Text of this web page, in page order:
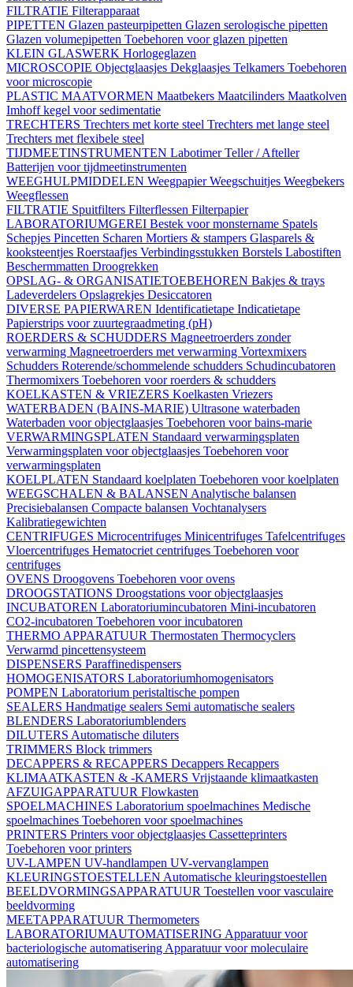
FILTRATIE Filterapparaat
PIPETTEN Glazen pasteurpipetten Glazen serologische pipetten
Glazen volumepipetten Toebehoren voor glazen pipetten
KLEIN GLASWERK Horlogeglazen
MICROSCOPIE Objectglaasjes Dekglaasjes Telkamers Toebehoren
voor microscopie
PLASTIC MAATVORMEN Maatbekers Maatcilinders Maatkolven
Imhoff kegel voor sedimentatie
TRECHTERS Trechters met korte steel Trechters met lange steel
Trechters met flexibele steel
TIJDMEETINSTRUMENTEN LabotimerTeller / Afteller
Batterijen voor tijdmeetinstrumenten
WEEGHULPMIDDELEN WeegpapierWeegschuitjes Weegbekers
Weegflessen
FILTRATIE Spuitfilters Filterflessen Filterpapier
LABORATORIUMGEREI Bestek voor monstername Spatels
Schepjes Pincetten Scharen Mortiers & stampers Glasparels &
kooksteentjes Roerstaafjes Verbindingsstukken Borstels Labostiften
Beschermmatten Droogrekken
OPSLAG- & ORGANISATIETOEBEHOREN Bakjes & trays
Ladeverdelers Opslagrekjes Desiccatoren
DIVERSE PAPIERWAREN Identificatietape Indicatietape
Papierstrips voor zuurtegraadmeting (pH)
ROERDERS & SCHUDDERS Magneetroerders zonder
verwarming Magneetroerders met verwarming Vortexmixers
Schudders Roterende/schommelende schudders Schudincubatoren
Thermomixers Toebehoren voor roerders & schudders
KOELKASTEN & VRIEZERS Koelkasten Vriezers
WATERBADEN (BAINS-MARIE) Ultrasone waterbaden
Waterbaden voor objectglaasjes Toebehoren voor bains-marie
VERWARMINGSPLATEN Standaard verwarmingsplaten
Verwarmingsplaten voor objectglaasjes Toebehoren voor
verwarmingsplaten
KOELPLATEN Standaard koelplaten Toebehoren voor koelplaten
WEEGSCHALEN & BALANSEN Analytische balansen
Precisiebalansen Compacte balansen Vochtanalysers
Kalibratiegewichten
CENTRIFUGES Microcentrifuges Minicentrifuges Tafelcentrifuges
Vloercentrifuges Hematocriet centrifuges Toebehoren voor
centrifuges
OVENS Droogovens Toebehoren voor ovens
DROOGSTATIONS Droogstations voor objectglaasjes
INCUBATOREN Laboratoriumincubatoren Mini-incubatoren
CO2-incubatoren Toebehoren voor incubatoren
THERMO APPARATUUR Thermostaten Thermocyclers
Verwarmd pincettensysteem
DISPENSERS Paraffinedispensers
HOMOGENISATORS Laboratoriumhomogenisators
POMPEN Laboratorium peristaltische pompen
SEALERS Handmatige sealers Semi automatische sealers
BLENDERS Laboratoriumblenders
DILUTERS Automatische diluters
TRIMMERS Block trimmers
DECAPPERS & RECAPPERS Decappers Recappers
KLIMAATKASTEN & -KAMERS Vrijstaande klimaatkasten
AFZUIGAPPARATUUR Flowkasten
SPOELMACHINES Laboratorium spoelmachines Medische
spoelmachines Toebehoren voor spoelmachines
PRINTERS Printers voor objectglaasjes Cassetteprinters
Toebehoren voor printers
UV-LAMPEN UV-handlampen UV-vervanglampen
KLEURINGSTOESTELLEN Automatische kleuringstoestellen
BEELDVORMINGSAPPARATUUR Toestellen voor vasculaire
beeldvorming
MEETAPPARATUUR Thermometers
LABORATORIUMAUTOMATISERING Apparatuur voor
bacteriologische automatisering Apparatuur voor moleculaire
automatisering